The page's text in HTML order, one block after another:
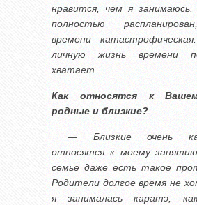
нравится, чем я
полностью
времени
личную жизнь времени
хватает.
Как относятся к
родные и близкие?
— Близкие очень
относятся к моему
семье даже есть такое
Родители долгое время не
я занималась каратэ,